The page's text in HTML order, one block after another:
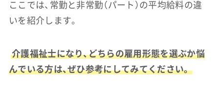
ここでは、常勤と非常勤（パート）の平均給料の違
いを紹介します。
介護福祉士になり、どちらの雇用形態を選ぶか悩
んでいる方は、ぜひ参考にしてみてください。